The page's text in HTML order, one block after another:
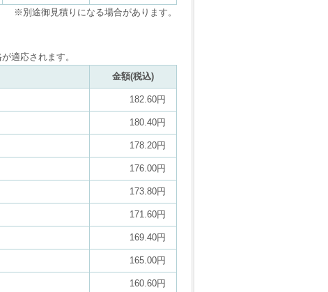
※別途御見積りになる場合があります。
適応されます。
金額(税込)
182.60円
180.40円
178.20円
176.00円
173.80円
171.60円
169.40円
165.00円
160.60円